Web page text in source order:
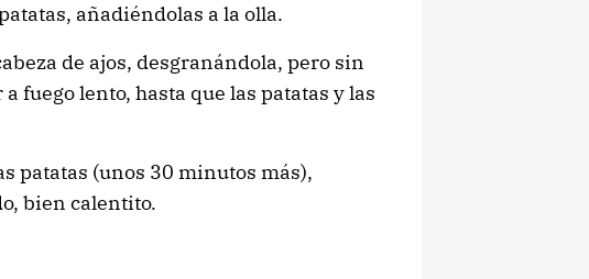
añadiéndolas a la olla.
de ajos, desgranándola, pero sin
fuego lento, hasta que las patatas y las
patatas (unos 30 minutos más),
bien calentito.